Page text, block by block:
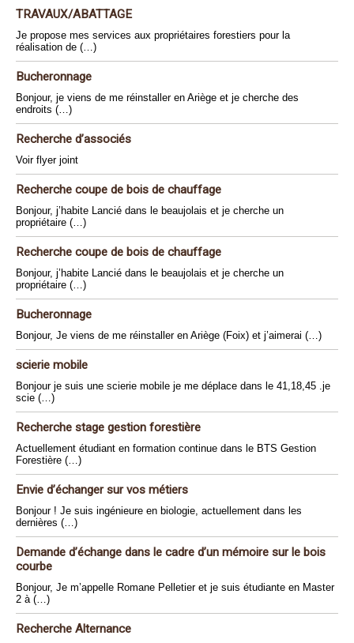
TRAVAUX/ABATTAGE
Je propose mes services aux propriétaires forestiers pour la
réalisation de (…)
Bucheronnage
Bonjour, je viens de me réinstaller en Ariège et je cherche des
endroits (…)
Recherche d’associés
Voir flyer joint
Recherche coupe de bois de chauffage
Bonjour, j’habite Lancié dans le beaujolais et je cherche un
propriétaire (…)
Recherche coupe de bois de chauffage
Bonjour, j’habite Lancié dans le beaujolais et je cherche un
propriétaire (…)
Bucheronnage
Bonjour, Je viens de me réinstaller en Ariège (Foix) et j’aimerai (…)
scierie mobile
Bonjour je suis une scierie mobile je me déplace dans le 41,18,45 .je
scie (…)
Recherche stage gestion forestière
Actuellement étudiant en formation continue dans le BTS Gestion
Forestière (…)
Envie d’échanger sur vos métiers
Bonjour ! Je suis ingénieure en biologie, actuellement dans les
dernières (…)
Demande d’échange dans le cadre d’un mémoire sur le bois
courbe
Bonjour, Je m’appelle Romane Pelletier et je suis étudiante en Master
2 à (…)
Recherche Alternance